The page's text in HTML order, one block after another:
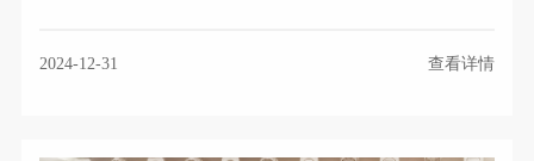
2024-12-31 查看详情